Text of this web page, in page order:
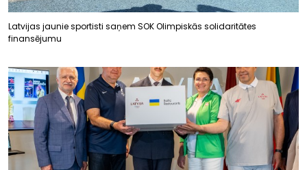
Latvijas jaunie sportisti saņem SOK Olimpiskās solidaritātes
finansējumu